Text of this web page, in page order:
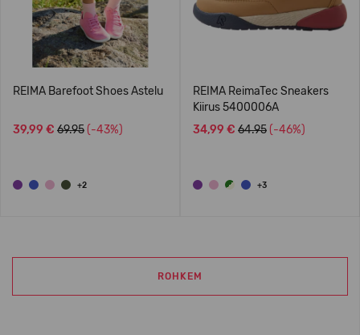
REIMA Barefoot Shoes Astelu
39,99 € 69.95 (-43%)
+2
REIMA ReimaTec Sneakers
Kiirus 5400006A
34,99 € 64.95 (-46%)
+3
ROHKEM